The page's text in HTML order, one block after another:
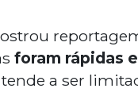
foram rápidas
a ser